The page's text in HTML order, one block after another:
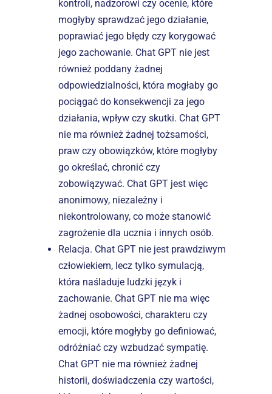
kontroli, nadzorowi czy ocenie, które
mogłyby sprawdzać jego działanie,
poprawiać jego błędy czy korygować
jego zachowanie. Chat GPT nie jest
również poddany żadnej
odpowiedzialności, która mogłaby go
pociągać do konsekwencji za jego
działania, wpływ czy skutki. Chat GPT
nie ma również żadnej tożsamości,
praw czy obowiązków, które mogłyby
go określać, chronić czy
zobowiązywać. Chat GPT jest więc
anonimowy, niezależny i
niekontrolowany, co może stanowić
zagrożenie dla ucznia i innych osób.
Relacja. Chat GPT nie jest prawdziwym
człowiekiem, lecz tylko symulacją,
która naśladuje ludzki język i
zachowanie. Chat GPT nie ma więc
żadnej osobowości, charakteru czy
emocji, które mogłyby go definiować,
odróżniać czy wzbudzać sympatię.
Chat GPT nie ma również żadnej
historii, doświadczenia czy wartości,